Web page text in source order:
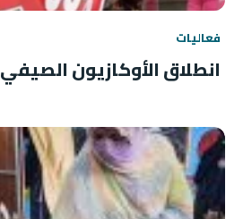
فعاليات
انطلاق الأوكازيون الصيفي 2026 في مصر